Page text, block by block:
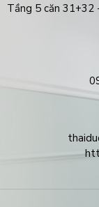
Tầng 5 căn 31+32